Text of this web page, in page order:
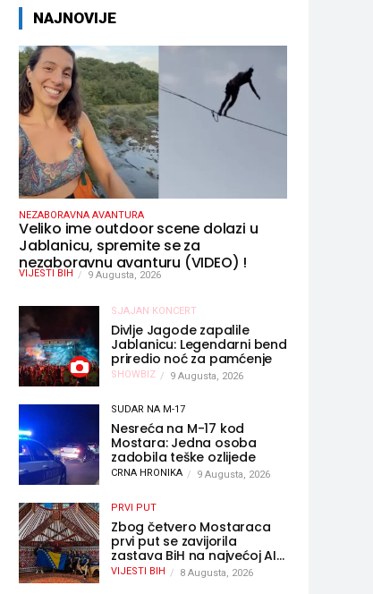
NAJNOVIJE
NEZABORAVNA AVANTURA
Veliko ime outdoor scene dolazi u
Jablanicu, spremite se za
nezaboravnu avanturu (VIDEO) !
VIJESTI BIH 9 Augusta, 2026
SJAJAN KONCERT
Divlje Jagode zapalile
Jablanicu: Legendarni bend
priredio noć za pamćenje
SHOWBIZ 9 Augusta, 2026
SUDAR NA M-17
Nesreća na M-17 kod
Mostara: Jedna osoba
zadobila teške ozlijede
CRNA HRONIKA 9 Augusta, 2026
PRVI PUT
Zbog četvero Mostaraca
prvi put se zavijorila
zastava BiH na najvećoj AI
olimpijadi, a sada je njihov
mentor postao član
VIJESTI BIH 8 Augusta, 2026